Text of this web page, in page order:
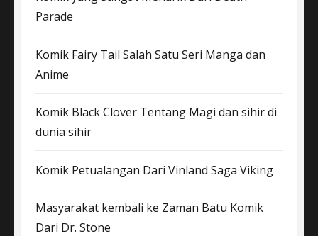
Parade
Komik Fairy Tail Salah Satu Seri Manga dan
Anime
Komik Black Clover Tentang Magi dan sihir di
dunia sihir
Komik Petualangan Dari Vinland Saga Viking
Masyarakat kembali ke Zaman Batu Komik
Dari Dr. Stone